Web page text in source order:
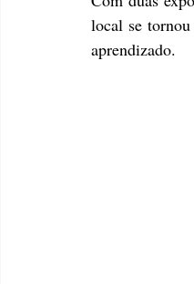
local se
aprendizado.